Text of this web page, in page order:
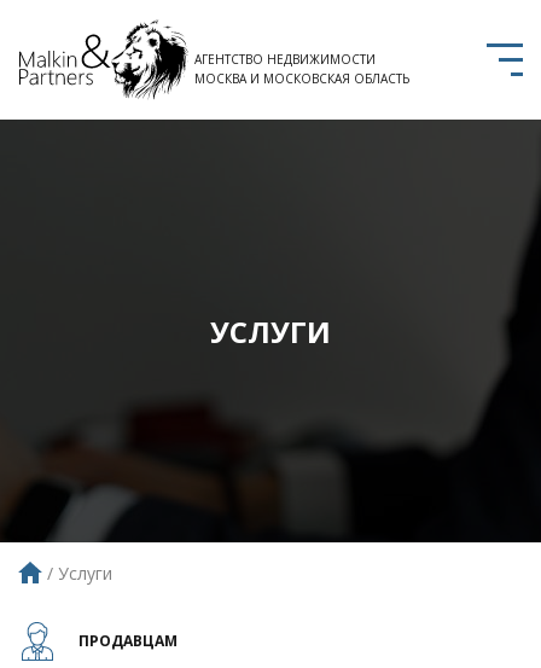
АГЕНТСТВО НЕДВИЖИМОСТИ
МОСКВА И МОСКОВСКАЯ ОБЛАСТЬ
УСЛУГИ
Услуги
ПРОДАВЦАМ